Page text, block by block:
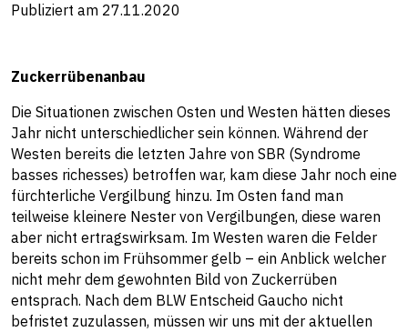
Publiziert am 27.11.2020
Zuckerrübenanbau
Die Situationen zwischen Osten und Westen hätten dieses
Jahr nicht unterschiedlicher sein können. Während der
Westen bereits die letzten Jahre von SBR (Syndrome
basses richesses) betroffen war, kam diese Jahr noch eine
fürchterliche Vergilbung hinzu. Im Osten fand man
teilweise kleinere Nester von Vergilbungen, diese waren
aber nicht ertragswirksam. Im Westen waren die Felder
bereits schon im Frühsommer gelb – ein Anblick welcher
nicht mehr dem gewohnten Bild von Zuckerrüben
entsprach. Nach dem BLW Entscheid Gaucho nicht
befristet zuzulassen, müssen wir uns mit der aktuellen